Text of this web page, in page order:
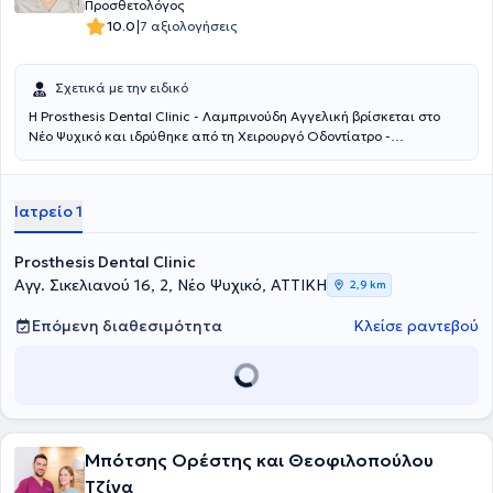
Προσθετολόγος
10.0|7 αξιολογήσεις
Σχετικά με την ειδικό
Η Prosthesis Dental Clinic - Λαμπρινούδη Αγγελική βρίσκεται στο
Νέο Ψυχικό και ιδρύθηκε από τη Χειρουργό Οδοντίατρο -
επαγγελματική πορεία, για να προσφέρει υπηρεσίες οδοντιατρικές
σπουδές της στην Οδοντιατρική Σχολή του Εθνικού και
Καποδιστριακού Πανεπιστημίου Αθηνών. Οι ψηφιακές
οδοντιατρικές υπηρεσίες και η εξατομικευμένη προσέγγιση του
θεραπευόμενου, θα εξασφαλίσουν την ανώδυνη και στοχευμένη
αντιμετώπιση κάθε περιστατικού. Το επιθυμητό αποτέλεσμα θα
Ιατρείο 1
Prosthesis Dental Clinic
Αγγ. Σικελιανού 16, 2, Νέο Ψυχικό, ΑΤΤΙΚΗ
2,9 km
Επόμενη διαθεσιμότητα Κλείσε ραντεβού
Μπότσης Ορέστης και Θεοφιλοπούλου
Τζίνα